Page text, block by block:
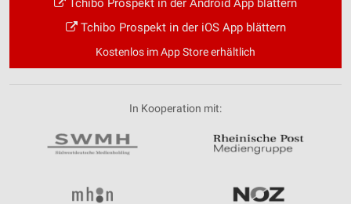
Tchibo Prospekt in der Android App blättern
Tchibo Prospekt in der iOS App blättern
Kostenlos im App Store erhältlich
In Kooperation mit: